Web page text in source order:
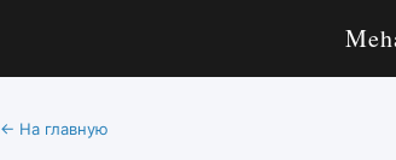
← На главную